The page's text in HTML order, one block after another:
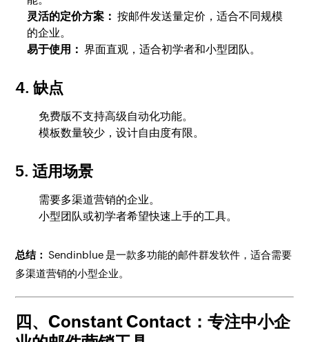
灵活的定价方案： 按邮件发送量定价，适合不同规模
的企业。
易于使用： 界面直观，适合初学者和小型团队。
4. 缺点
免费版不支持高级自动化功能。
模板数量较少，设计自由度有限。
5. 适用场景
需要多渠道营销的企业。
小型团队或初学者希望快速上手的工具。
总结： Sendinblue 是一款多功能的邮件群发软件，适合需要
多渠道营销的小型企业。
四、Constant Contact：专注中小企